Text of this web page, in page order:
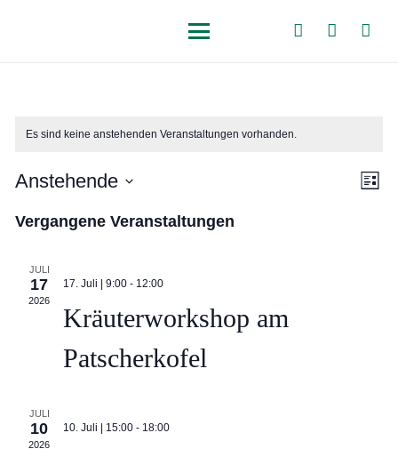
Es sind keine anstehenden Veranstaltungen vorhanden.
Liste
Anstehende
wählen.
Vergangene Veranstaltungen
JULI
17
2026
17. Juli | 9:00 - 12:00
Kräuterworkshop am
Patscherkofel
JULI
10
2026
10. Juli | 15:00 - 18:00